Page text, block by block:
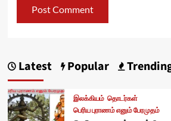
Latest Popular
இலக்கியம் தொடர்கள்
பெரிய புராணம் எனும் பேரமுதம்